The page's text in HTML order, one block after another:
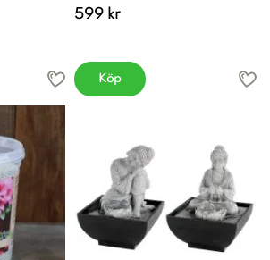
599 kr
Köp